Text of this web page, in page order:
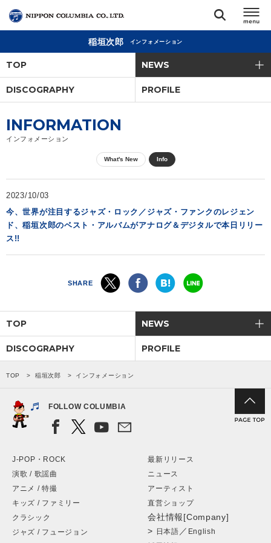
閉じる
アーティスト
ランキング
オーディション
サイトマップ
閉じる
稲垣次郎 インフォメーション
TOP NEWS
DISCOGRAPHY PROFILE
INFORMATION
インフォメーション
What's New Info
2023/10/03
今、世界が注目するジャズ・ロック／ジャズ・ファンクのレジェン
ド、稲垣次郎のベスト・アルバムがアナログ＆デジタルで本日リリー
ス!!
SHARE
TOP NEWS
DISCOGRAPHY PROFILE
TOP 稲垣次郎 インフォメーション
FOLLOW COLUMBIA
J-POP・ROCK
演歌 / 歌謡曲
アニメ / 特撮
キッズ / ファミリー
クラシック
ジャズ / フュージョン
最新リリース
ニュース
アーティスト
直営ショップ
会社情報[Company]
> 日本語 ／ English